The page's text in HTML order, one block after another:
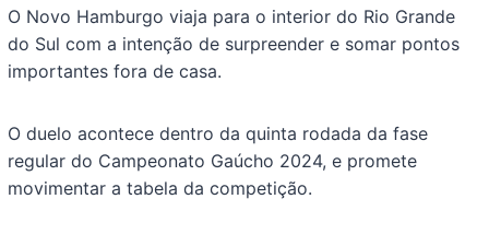
O Novo Hamburgo viaja para o interior do Rio Grande
do Sul com a intenção de surpreender e somar pontos
importantes fora de casa.
O duelo acontece dentro da quinta rodada da fase
regular do Campeonato Gaúcho 2024, e promete
movimentar a tabela da competição.